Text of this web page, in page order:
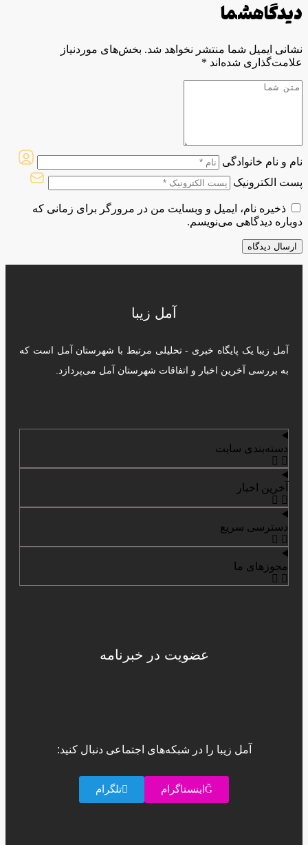
دیدگاهشما
نشانی ایمیل شما منتشر نخواهد شد. بخش‌های موردنیاز
علامت‌گذاری شده‌اند *
نام و نام خانوادگی
پست الکترونیک
ذخیره نام، ایمیل و وبسایت من در مرورگر برای زمانی که
دوباره دیدگاهی می‌نویسم.
آمل زیبا
آمل زیبا یک پایگاه خبری - تحلیلی مرتبط با شهرستان آمل است که
به بررسی آخرین اخبار و اتفاقات شهرستان آمل می‌پردازد.
دسته‌بندی سایت
آخرین اخبار
دسترسی سریع
مجوزهای ما
عضویت در خبرنامه
آمل زیبا را در شبکه‌های اجتماعی دنبال کنید:
اینستاگرام تلگرام